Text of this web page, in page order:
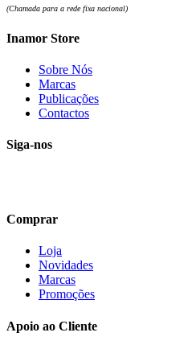
(Chamada para a rede fixa nacional)
Inamor Store
Sobre Nós
Marcas
Publicações
Contactos
Siga-nos
Comprar
Loja
Novidades
Marcas
Promoções
Apoio ao Cliente